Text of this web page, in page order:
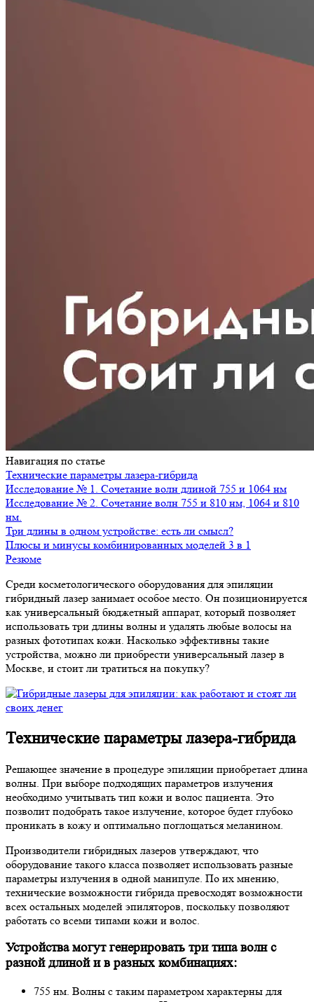
Навигация по статье
Технические параметры лазера-гибрида
Исследование № 1. Сочетание волн длиной 755 и 1064 нм
Исследование № 2. Сочетание волн 755 и 810 нм, 1064 и 810
нм.
Три длины в одном устройстве: есть ли смысл?
Плюсы и минусы комбинированных моделей 3 в 1
Резюме
Среди косметологического оборудования для эпиляции
гибридный лазер занимает особое место. Он позиционируется
как универсальный бюджетный аппарат, который позволяет
использовать три длины волны и удалять любые волосы на
разных фототипах кожи. Насколько эффективны такие
устройства, можно ли приобрести универсальный лазер в
Москве, и стоит ли тратиться на покупку?
Технические параметры лазера-гибрида
Решающее значение в процедуре эпиляции приобретает длина
волны. При выборе подходящих параметров излучения
необходимо учитывать тип кожи и волос пациента. Это
позволит подобрать такое излучение, которое будет глубоко
проникать в кожу и оптимально поглощаться меланином.
Производители гибридных лазеров утверждают, что
оборудование такого класса позволяет использовать разные
параметры излучения в одной манипуле. По их мнению,
технические возможности гибрида превосходят возможности
всех остальных моделей эпиляторов, поскольку позволяют
работать со всеми типами кожи и волос.
Устройства могут генерировать три типа волн с
разной длиной и в разных комбинациях:
755 нм. Волны с таким параметром характерны для